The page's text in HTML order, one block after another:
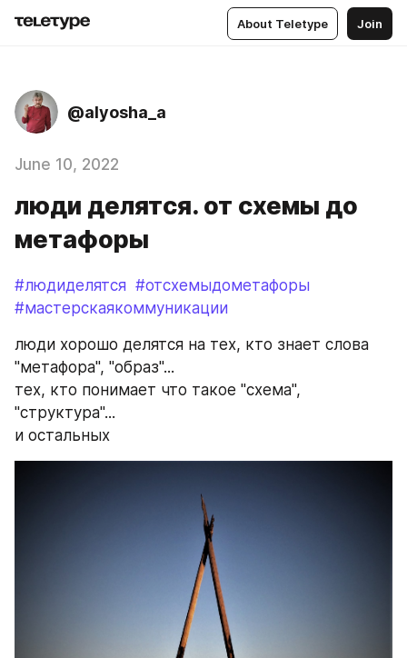
About Teletype Join
@alyosha_a
June 10, 2022
люди делятся. от схемы до
метафоры
#людиделятся #отсхемыдометафоры
#мастерскаякоммуникации
люди хорошо делятся на тех, кто знает слова
"метафора", "образ"...
тех, кто понимает что такое "схема",
"структура"...
и остальных